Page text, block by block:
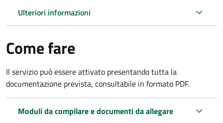
Ulteriori informazioni
Come fare
Il servizio può essere attivato presentando tutta la
documentazione prevista, consultabile in formato PDF.
Moduli da compilare e documenti da allegare